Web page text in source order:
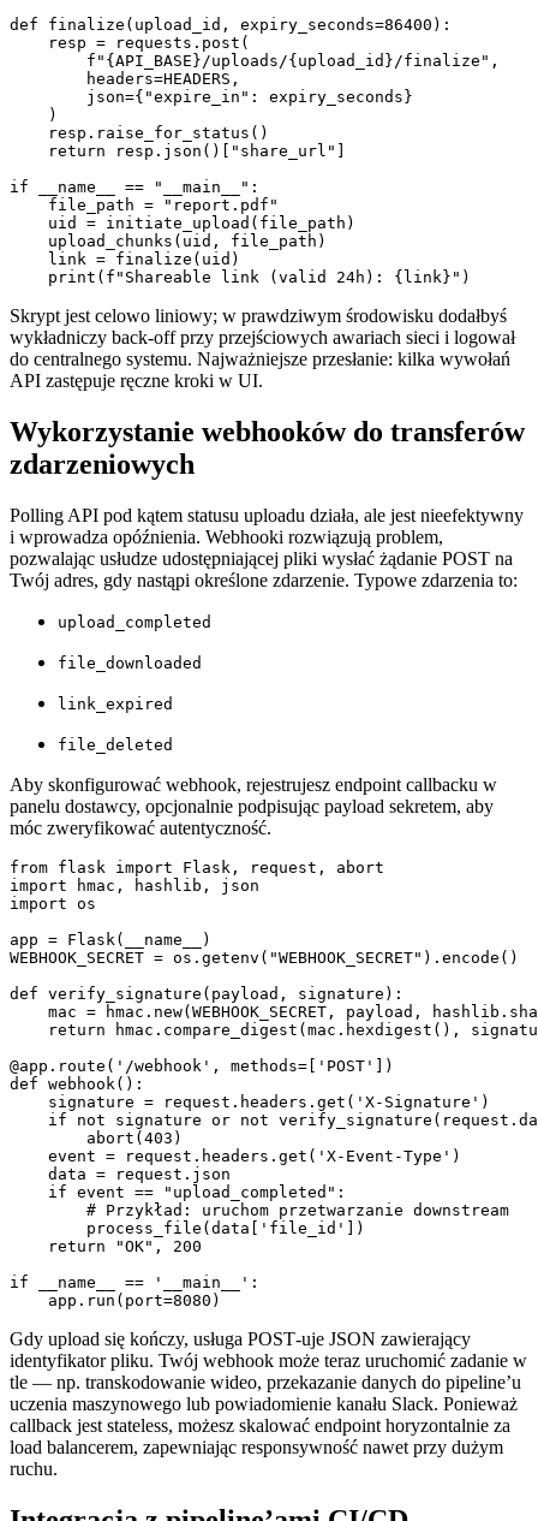
def finalize(upload_id, expiry_seconds=86400):
    resp = requests.post(
        f"{API_BASE}/uploads/{upload_id}/finalize",
        headers=HEADERS,
        json={"expire_in": expiry_seconds}
    )
    resp.raise_for_status()
    return resp.json()["share_url"]
if __name__ == "__main__":
    file_path = "report.pdf"
    uid = initiate_upload(file_path)
    upload_chunks(uid, file_path)
    link = finalize(uid)
Skrypt jest celowo liniowy; w prawdziwym środowisku dodałbyś
wykładniczy back‑off przy przejściowych awariach sieci i logował
do centralnego systemu. Najważniejsze przesłanie: kilka wywołań
API zastępuje ręczne kroki w UI.
Wykorzystanie webhooków do transferów
zdarzeniowych
Polling API pod kątem statusu uploadu działa, ale jest nieefektywny
i wprowadza opóźnienia. Webhooki rozwiązują problem,
pozwalając usłudze udostępniającej pliki wysłać żądanie POST na
Twój adres, gdy nastąpi określone zdarzenie. Typowe zdarzenia to:
upload_completed
file_downloaded
link_expired
file_deleted
Aby skonfigurować webhook, rejestrujesz endpoint callbacku w
panelu dostawcy, opcjonalnie podpisując payload sekretem, aby
móc zweryfikować autentyczność.
from flask import Flask, request, abort
import hmac, hashlib, json
import os
app = Flask(__name__)
WEBHOOK_SECRET = os.getenv("WEBHOOK_SECRET").encode()
def verify_signature(payload, signature):
mac = hmac.new(WEBHOOK_SECRET, payload,
return hmac.compare_digest(mac.hexdigest(),
@app.route('/webhook', methods=['POST'])
def webhook():
    signature = request.headers.get('X-Signature')
if not signature or not
        abort(403)
    event = request.headers.get('X-Event-Type')
    data = request.json
    if event == "upload_completed":
        # Przykład: uruchom przetwarzanie downstream
        process_file(data['file_id'])
    return "OK", 200
if __name__ == '__main__':
Gdy upload się kończy, usługa POST‑uje JSON zawierający
identyfikator pliku. Twój webhook może teraz uruchomić zadanie w
tle — np. transkodowanie wideo, przekazanie danych do pipeline’u
uczenia maszynowego lub powiadomienie kanału Slack. Ponieważ
callback jest stateless, możesz skalować endpoint horyzontalnie za
load balancerem, zapewniając responsywność nawet przy dużym
ruchu.